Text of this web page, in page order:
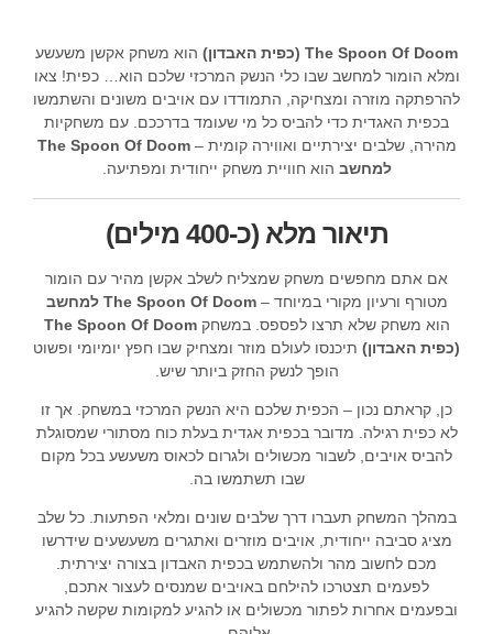
The Spoon Of Doom (כפית האבדון)
הוא משחק אקשן משעשע
ומלא הומור למחשב שבו כלי הנשק המרכזי שלכם הוא… כפית! צאו
להרפתקה מוזרה ומצחיקה, התמודדו עם אויבים משונים והשתמשו
בכפית האגדית כדי להביס כל מי שעומד בדרככם. עם משחקיות
מהירה, שלבים יצירתיים ואווירה קומית –The Spoon Of Doom
למחשב הוא חוויית משחק ייחודית ומפתיעה.
תיאור מלא (כ-400 מילים)
אם אתם מחפשים משחק שמצליח לשלב אקשן מהיר עם הומור
מטורף ורעיון מקורי במיוחד –The Spoon Of Doom למחשב
הוא משחק שלא תרצו לפספס. במשחקThe Spoon Of Doom
(כפית האבדון) תיכנסו לעולם מוזר ומצחיק שבו חפץ יומיומי ופשוט
הופך לנשק החזק ביותר שיש.
כן, קראתם נכון – הכפית שלכם היא הנשק המרכזי במשחק. אך זו
לא כפית רגילה. מדובר בכפית אגדית בעלת כוח מסתורי שמסוגלת
להביס אויבים, לשבור מכשולים ולגרום לכאוס משעשע בכל מקום
שבו תשתמשו בה.
במהלך המשחק תעברו דרך שלבים שונים ומלאי הפתעות. כל שלב
מציג סביבה ייחודית, אויבים מוזרים ואתגרים משעשעים שידרשו
מכם לחשוב מהר ולהשתמש בכפית האבדון בצורה יצירתית.
לפעמים תצטרכו להילחם באויבים שמנסים לעצור אתכם,
ובפעמים אחרות לפתור מכשולים או להגיע למקומות שקשה להגיע